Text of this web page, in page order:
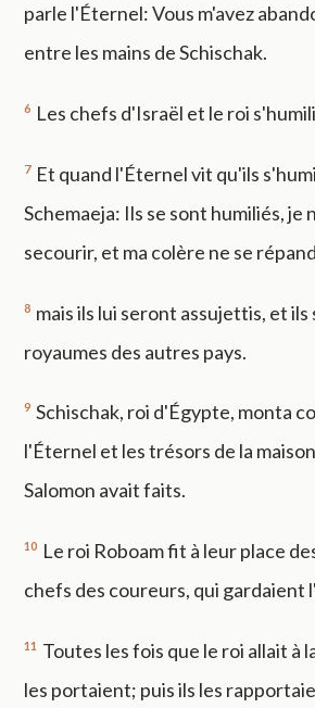
parle l'Éternel: Vous m'avez
entre les mains de Schischak.
6 Les chefs d'Israël et le roi
7 Et quand l'Éternel vit qu'ils
Schemaeja: Ils se sont humiliés, je
secourir, et ma colère ne se
8 mais ils lui seront assujettis, et
royaumes des autres pays.
9 Schischak, roi d'Égypte, monta
l'Éternel et les trésors de la
Salomon avait faits.
10 Le roi Roboam fit à leur place
chefs des coureurs, qui gardaient
11 Toutes les fois que le roi allait à
les portaient; puis ils les